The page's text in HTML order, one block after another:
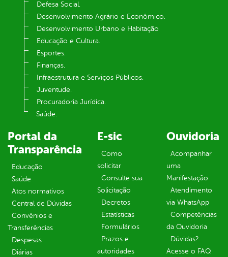
Defesa Social.
Desenvolvimento Agrário e Econômico.
Desenvolvimento Urbano e Habitação
Educação e Cultura.
Esportes.
Finanças.
Infraestrutura e Serviços Públicos.
Juventude.
Procuradoria Jurídica.
Saúde.
Portal da
Transparência
Educação
Saúde
Atos normativos
Central de Dúvidas
Convênios e
Transferências
Despesas
Diárias
E-sic
Como
solicitar
Consulte sua
Solicitação
Decretos
Estatísticas
Formulários
Prazos e
autoridades
Ouvidoria
Acompanhar
uma
Manifestação
Atendimento
via WhatsApp
Competências
da Ouvidoria
Dúvidas?
Acesse o FAQ